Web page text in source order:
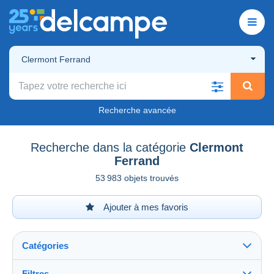
Clermont Ferrand
Recherche avancée
Recherche dans la catégorie Clermont
Ferrand
53 983 objets trouvés
Ajouter à mes favoris
Catégories